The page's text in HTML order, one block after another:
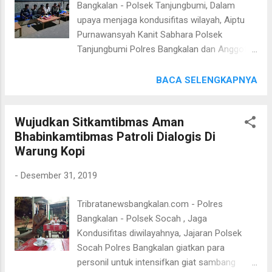
Kapolsek Galis AKP DAKY DZUL QORNAIN
S.H menyampaikan bahwa " Jajarannya akan
selalu dekat dengan warganya "tutur
Kapolsek"
Bangkalan - Polsek Tanjungbumi, Dalam
upaya menjaga kondusifitas wilayah, Aiptu
Purnawansyah Kanit Sabhara Polsek
Tanjungbumi Polres Bangkalan dan Anggota
Biru Kecamatan Tanjungbumi Kabupaten
Dialogis ini bertujuan agar meningkatkan
kewaspadaan dan mengantisipasi kerawanan
kriminalitas di wilayah Desa Tanjungbumi
pergantian tahun. Kapolres Bangkalan
, mengatakan, “Untuk meningkatkan
kewaspadaan wilayah maka anggota polsek
Tanjungbumi mengintesifkan patroli
menyampaikan himbauan kepada
masyarakat untuk saling jaga keamanan dan
BACA SELENGKAPNYA
Wujudkan Sitkamtibmas Aman
Bhabinkamtibmas Patroli Dialogis Di
Warung Kopi
- Desember 31, 2019
Tribratanewsbangkalan.com - Polres
Bangkalan - Polsek Socah , Jaga
Kondusifitas diwilayahnya, Jajaran Polsek
Socah Polres Bangkalan giatkan para
personil untuk intensifkan giat sambang